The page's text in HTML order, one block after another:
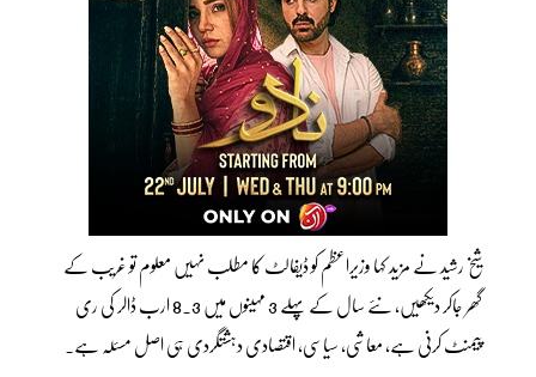
شیخ رشید نے مزید کہا وزیراعظم کو ڈیفالٹ کا مطلب نہیں معلوم تو غریب کے
گھر جاکر دیکھیں، نئے سال کے پہلے 3 مہینوں میں 8.3 ارب ڈالر کی ری
پیمنٹ کرنی ہے، معاشی، سیاسی، اقتصادی دہشتگردی ہی اصل مسئلہ ہے۔